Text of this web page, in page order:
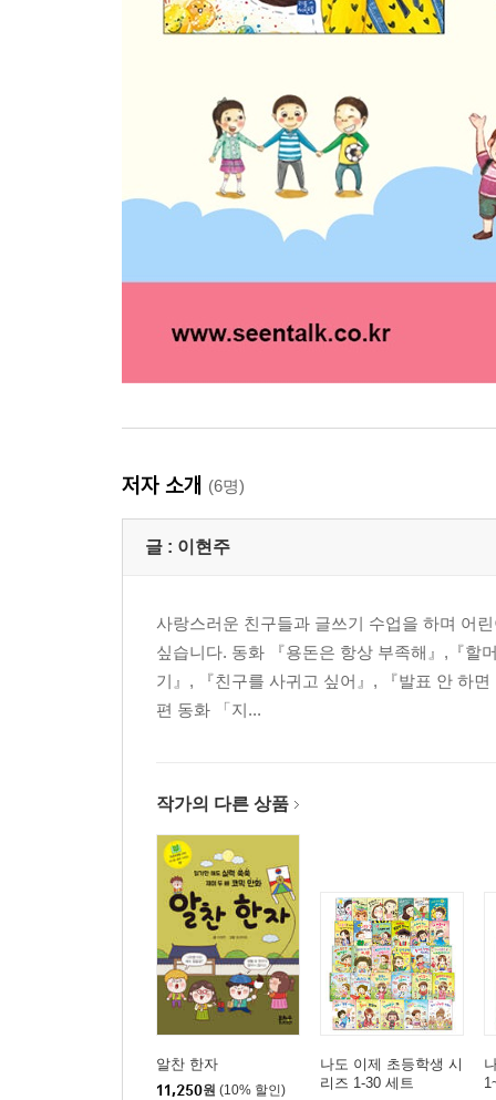
저자 소개 (6명)
글 : 이현주
사랑스러운 친구들과 글쓰기 수업을 하며 어
싶습니다. 동화 『용돈은 항상 부족해』,『할
기』, 『친구를 사귀고 싶어』, 『발표 안 하
편 동화 「지...
작가의 다른 상품
알찬 한자
11,250원 (10% 할인)
나도 이제 초등학생 시
리즈 1-30 세트